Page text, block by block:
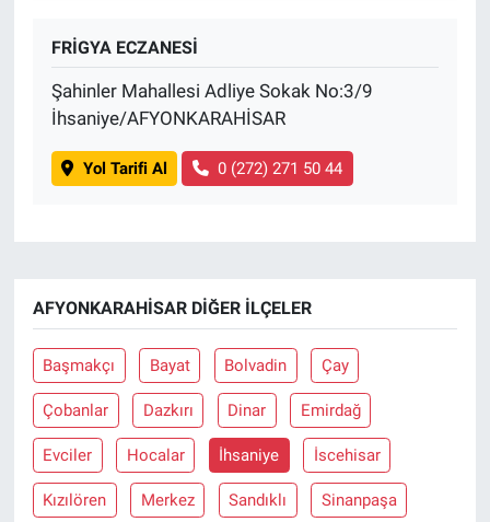
FRİGYA ECZANESİ
Şahinler Mahallesi Adliye Sokak No:3/9
İhsaniye/AFYONKARAHİSAR
Yol Tarifi Al 0 (272) 271 50 44
AFYONKARAHISAR DIĞER İLÇELER
Başmakçı Bayat Bolvadin Çay
Çobanlar Dazkırı Dinar Emirdağ
Evciler Hocalar İhsaniye İscehisar
Kızılören Merkez Sandıklı Sinanpaşa